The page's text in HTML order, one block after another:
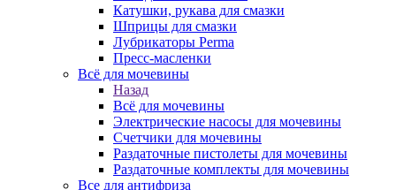
Катушки, рукава для смазки
Шприцы для смазки
Лубрикаторы Perma
Пресс-масленки
Всё для мочевины
Назад
Всё для мочевины
Электрические насосы для мочевины
Счетчики для мочевины
Раздаточные пистолеты для мочевины
Раздаточные комплекты для мочевины
Все для антифриза